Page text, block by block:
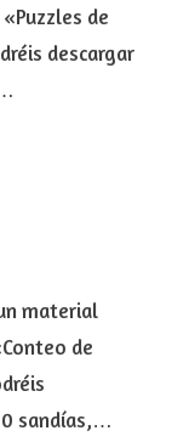
de
descargar
material
de
sandías,…